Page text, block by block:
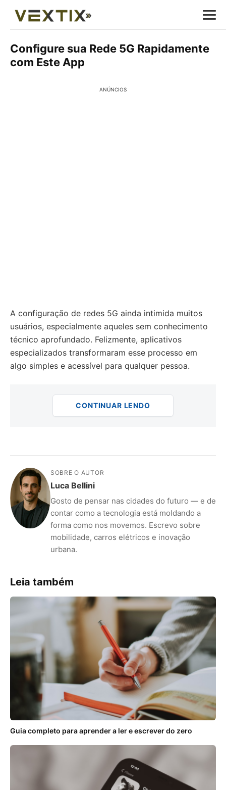
Configure sua Rede 5G Rapidamente
com Este App
ANÚNCIOS
A configuração de redes 5G ainda intimida muitos
usuários, especialmente aqueles sem conhecimento
técnico aprofundado. Felizmente, aplicativos
especializados transformaram esse processo em
algo simples e acessível para qualquer pessoa.
CONTINUAR LENDO
ANÚNCIOS
SOBRE O AUTOR
Luca Bellini
Gosto de pensar nas cidades do futuro — e de
contar como a tecnologia está moldando a
forma como nos movemos. Escrevo sobre
mobilidade, carros elétricos e inovação
urbana.
Leia também
Guia completo para aprender a ler e escrever do zero